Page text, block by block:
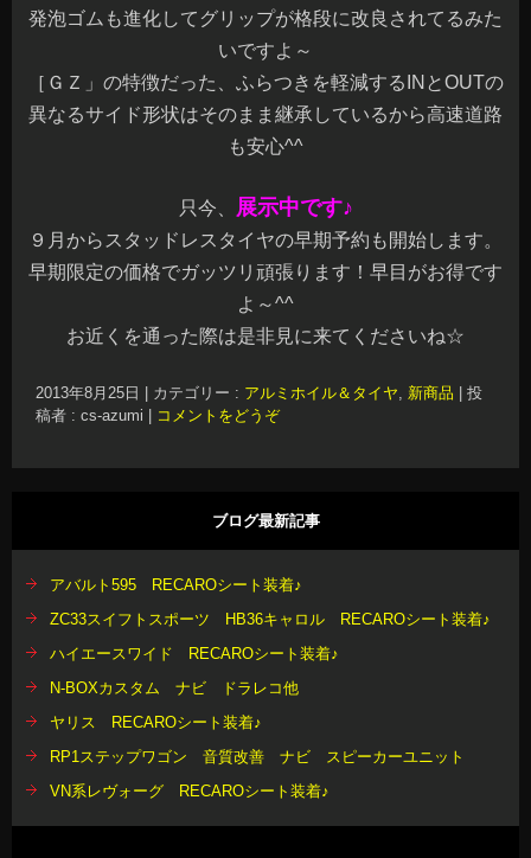
発泡ゴムも進化してグリップが格段に改良されてるみた
いですよ～
［ＧＺ」の特徴だった、ふらつきを軽減するINとOUTの
異なるサイド形状はそのまま継承しているから高速道路
も安心^^
只今、 展示中です♪
９月からスタッドレスタイヤの早期予約も開始します。
早期限定の価格でガッツリ頑張ります！早目がお得です
よ～^^
お近くを通った際は是非見に来てくださいね☆
2013年8月25日 カテゴリー : アルミホイル＆タイヤ, 新商品
投
稿者 : cs-azumi
コメントをどうぞ
ブログ最新記事
アバルト595 RECAROシート装着♪
ZC33スイフトスポーツ HB36キャロル RECAROシート装着♪
ハイエースワイド RECAROシート装着♪
N-BOXカスタム ナビ ドラレコ他
ヤリス RECAROシート装着♪
RP1ステップワゴン 音質改善 ナビ スピーカーユニット
VN系レヴォーグ RECAROシート装着♪